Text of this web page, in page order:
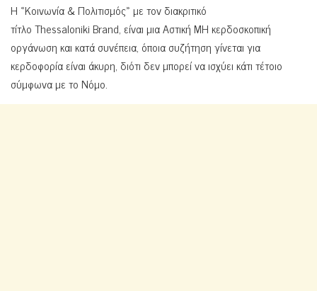
Η «Κοινωνία & Πολιτισμός» με τον διακριτικό
τίτλο Thessaloniki Brand, είναι μια Αστική ΜΗ κερδοσκοπική
οργάνωση και κατά συνέπεια, όποια συζήτηση γίνεται για
κερδοφορία είναι άκυρη, διότι δεν μπορεί να ισχύει κάτι τέτοιο
σύμφωνα με το Νόμο.